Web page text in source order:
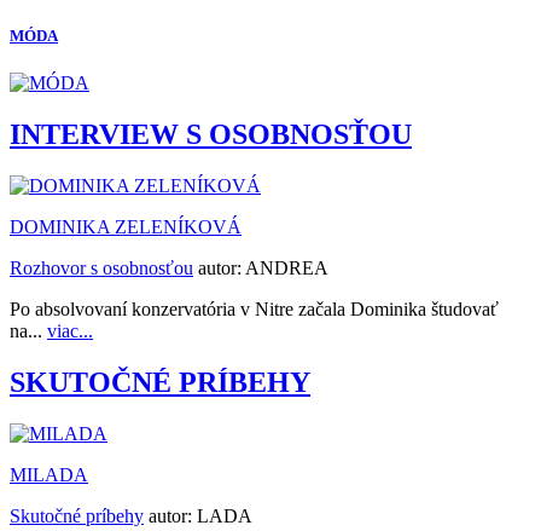
MÓDA
INTERVIEW S OSOBNOSŤOU
DOMINIKA ZELENÍKOVÁ
Rozhovor s osobnosťou autor: ANDREA
Po absolvovaní konzervatória v Nitre začala Dominika študovať
na... viac...
SKUTOČNÉ PRÍBEHY
MILADA
Skutočné príbehy autor: LADA